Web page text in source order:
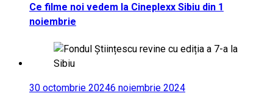
Ce filme noi vedem la Cineplexx Sibiu din 1
noiembrie
30 octombrie 20246 noiembrie 2024